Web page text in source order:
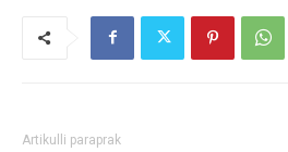
Artikulli paraprak